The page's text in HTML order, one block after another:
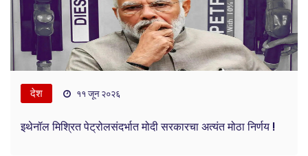
देश ११ जून २०२६
इथेनॉल मिश्रित पेट्रोलसंदर्भात मोदी सरकारचा अत्यंत मोठा निर्णय !